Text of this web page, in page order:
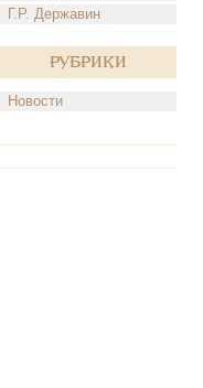
Г.Р. Державин
Рубрики
Новости